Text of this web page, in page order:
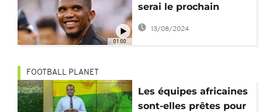
01:00
serai le prochain
président de la
Fecafoot"
13/08/2024
FOOTBALL PLANET
Les équipes africaines
sont-elles prêtes pour